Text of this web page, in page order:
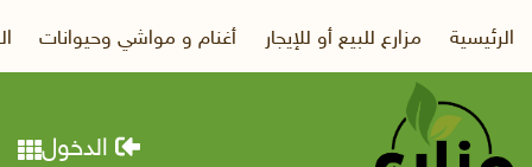
الرئيسية مزارع للبيع أو للإيجار أغنام و مواشي وحيوانات
الدخول